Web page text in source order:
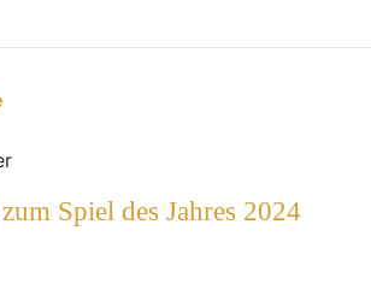
Spiel des Jahres 2024